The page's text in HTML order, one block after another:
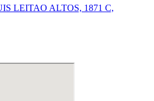
LEITAO ALTOS, 1871 C,